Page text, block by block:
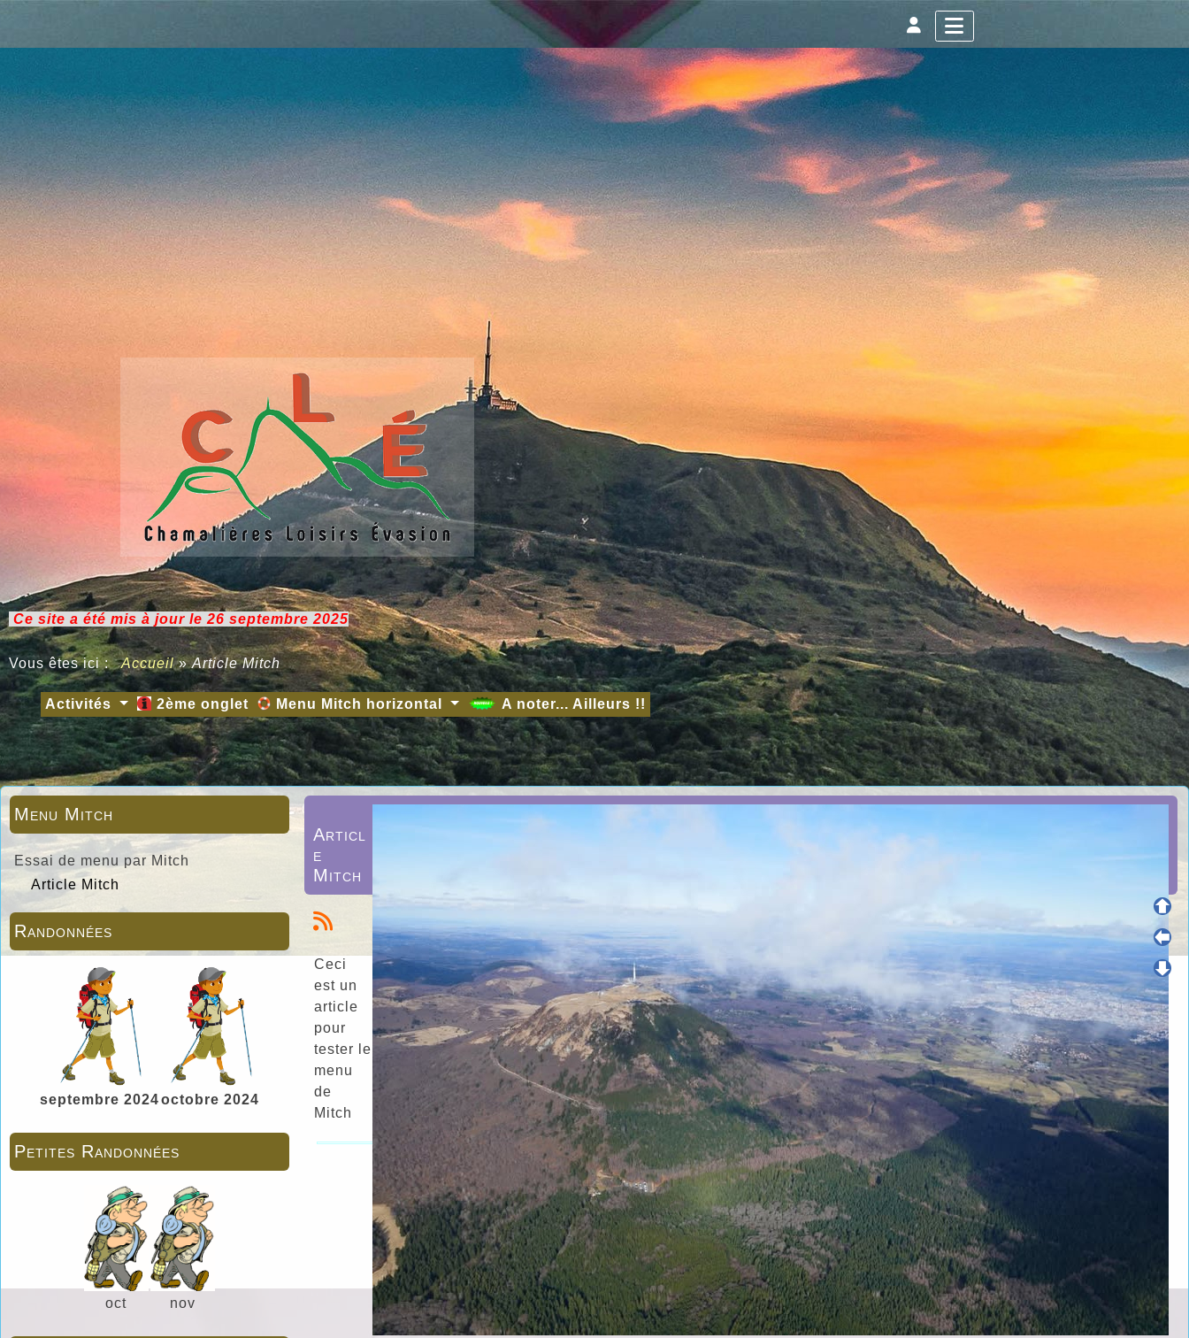
Ce site a été mis à jour le 26 septembre 2025
Vous êtes ici :Accueil»Article Mitch
Activités 2ème onglet Menu Mitch horizontal A noter... Ailleurs !!
Menu Mitch
Essai de menu par Mitch
Article Mitch
Randonnées
septembre 2024octobre 2024
Petites Randonnées
oct nov
Articl
e
Mitch
Ceci
est un
article
pour
tester le
menu
de
Mitch